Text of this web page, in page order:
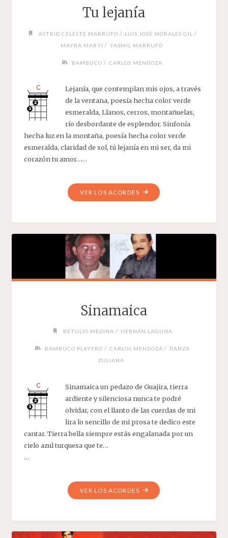
Tu lejanía
ASTRID CELESTE MARRUFO / LUIS JOSÉ MORALES GIL /
MAYRA MARTÍ / YASMIL MARRUFO
BAMBUCO / CARLOS MENDOZA
Lejanía, que contemplan mis ojos, a través
de la ventana, poesía hecha color verde
esmeralda, Llanos, cerros, montañuelas,
río desbordante de esplendor. Sinfonía
hecha luz en la montaña, poesía hecha color verde
esmeralda, claridad de sol, tú lejanía en mi ser, da mi
corazón tu amor……
VER LOS ACORDES"TU
Sinamaica
BETULIO MEDINA / HERNÁN LAGUNA
BAMBUCO PLAYERO / CARLOS MENDOZA / DANZA
ZULIANA
Sinamaica un pedazo de Guajira, tierra
ardiente y silenciosa nunca te podré
olvidar, con el llanto de las cuerdas de mi
lira lo sencillo de mi prosa te dedico este
cantar. Tierra bella siempre estás engalanada por un
cielo azul turquesa que te…
…
VER LOS ACORDES"SINAMAICA"